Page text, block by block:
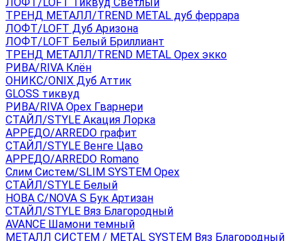
ТРЕНД МЕТАЛЛ/TREND METAL дуб феррара
ЛОФТ/LOFT Дуб Аризона
ЛОФТ/LOFT Белый Бриллиант
ТРЕНД МЕТАЛЛ/TREND METAL Орех экко
РИВА/RIVA Клён
ОНИКС/ONIX Дуб Аттик
GLOSS тиквуд
РИВА/RIVA Орех Гварнери
СТАЙЛ/STYLE Акация Лорка
АРРЕДО/ARREDO графит
СТАЙЛ/STYLE Венге Цаво
АРРЕДО/ARREDO Romano
Слим Систем/SLIM SYSTEM Орех
СТАЙЛ/STYLE Белый
НОВА С/NOVA S Бук Артизан
СТАЙЛ/STYLE Вяз Благородный
AVANCE Шамони темный
МЕТАЛЛ СИСТЕМ / METAL SYSTEM Вяз Благородный